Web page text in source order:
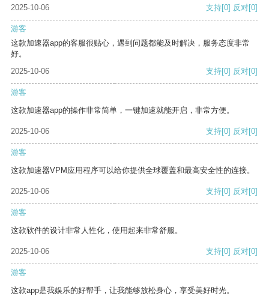
2025-10-06 支持[0] 反对[0]
游客
这款加速器app的客服很贴心，遇到问题都能及时解决，服务态度非常
好。
2025-10-06
支持[0] 反对[0]
游客
这款加速器app的操作非常简单，一键加速就能开启，非常方便。
2025-10-06 支持[0] 反对[0]
游客
这款加速器VPM应用程序可以给你提供全球覆盖和最高安全性的连接。
2025-10-06 支持[0] 反对[0]
游客
这款软件的设计非常人性化，使用起来非常舒服。
2025-10-06 支持[0] 反对[0]
游客
这款app是我娱乐的好帮手，让我能够放松身心，享受美好时光。